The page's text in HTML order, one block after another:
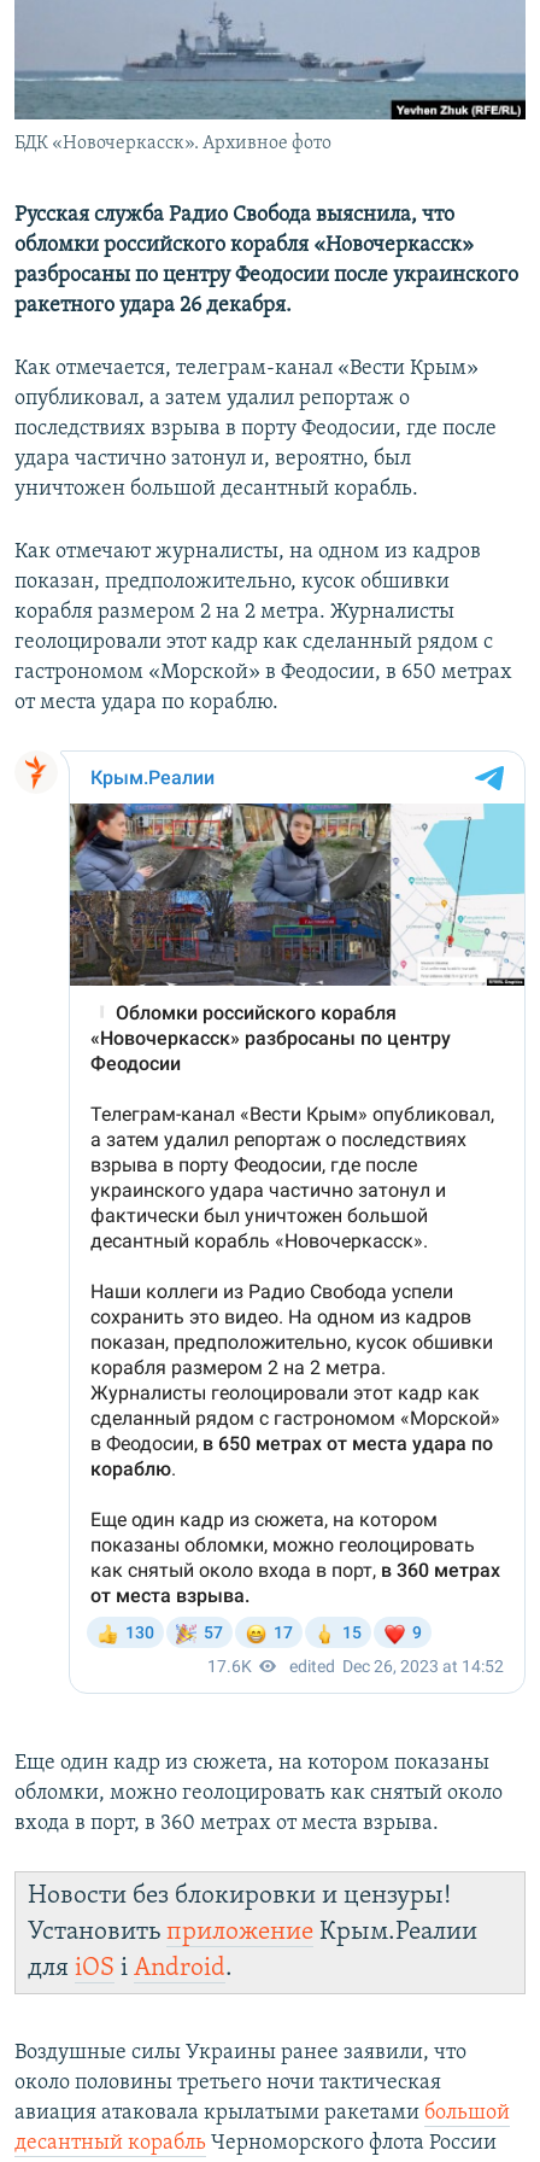
ПОБЕДИТЕЛЕЙ НЕ СУДЯТ?
КРЫМ.НЕПОКОРЕННЫЙ
ELIFBE
УКРАИНСКАЯ ПРОБЛЕМА КРЫМА
БДК «Новочеркасск». Архивное фото
Русская служба Радио Свобода выяснила, что
обломки российского корабля «Новочеркасск»
разбросаны по центру Феодосии после украинского
ракетного удара 26 декабря.
Как отмечается, телеграм-канал «Вести Крым»
опубликовал, а затем удалил репортаж о
последствиях взрыва в порту Феодосии, где после
удара частично затонул и, вероятно, был
уничтожен большой десантный корабль.
Как отмечают журналисты, на одном из кадров
показан, предположительно, кусок обшивки
корабля размером 2 на 2 метра. Журналисты
геолоцировали этот кадр как сделанный рядом с
гастрономом «Морской» в Феодосии, в 650 метрах
от места удара по кораблю.
Еще один кадр из сюжета, на котором показаны
обломки, можно геолоцировать как снятый около
входа в порт, в 360 метрах от места взрыва.
Новости без блокировки и цензуры!
Установить приложение Крым.Реалии
для iOS і Android.
Воздушные силы Украины ранее заявили, что
около половины третьего ночи тактическая
авиация атаковала крылатыми ракетами большой
десантный корабль Черноморского флота России